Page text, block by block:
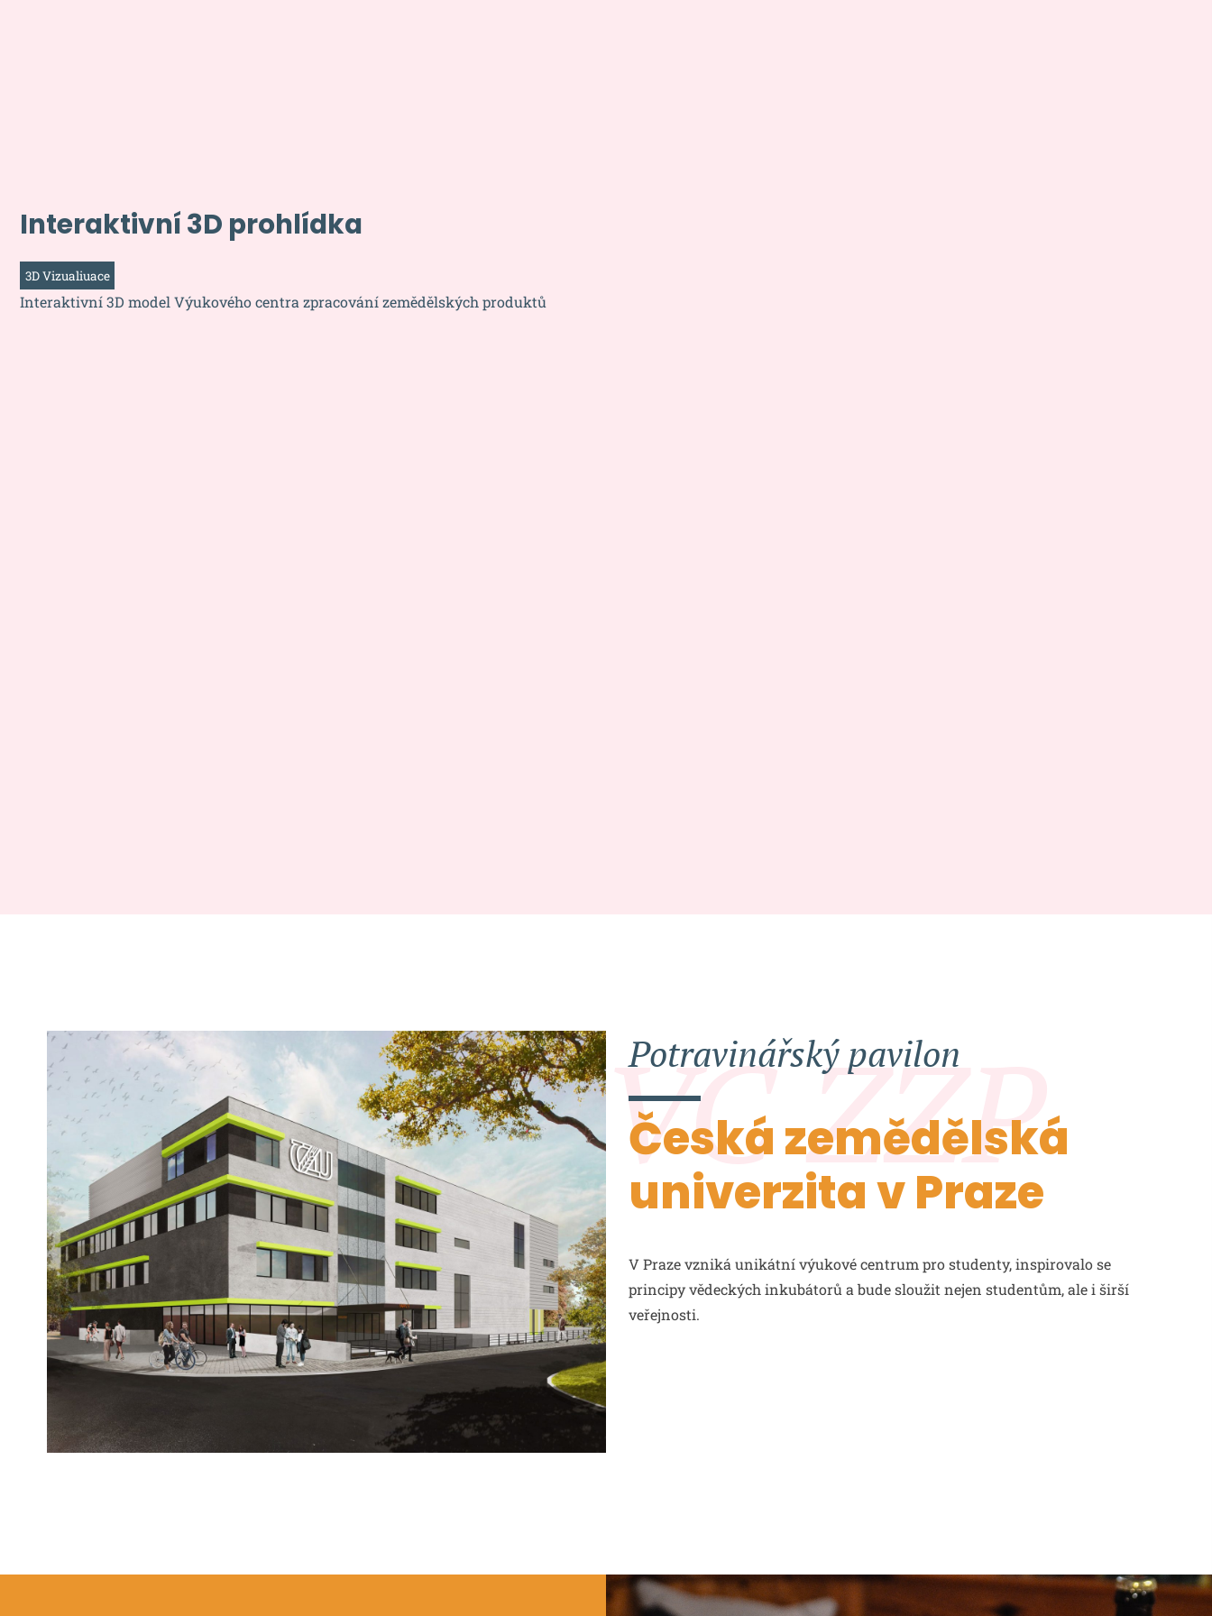
Interaktivní 3D prohlídka
3D Vizualiuace
Interaktivní 3D model Výukového centra zpracování zemědělských produktů
VC ZZP
Potravinářský pavilon
Česká zemědělská
univerzita v Praze
V Praze vzniká unikátní výukové centrum pro studenty, inspirovalo se
principy vědeckých inkubátorů a bude sloužit nejen studentům, ale i širší
veřejnosti.